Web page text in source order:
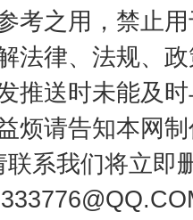
考之用，禁止
法律、法规、
推送时未能及
烦请告知本网
系我们将立即一